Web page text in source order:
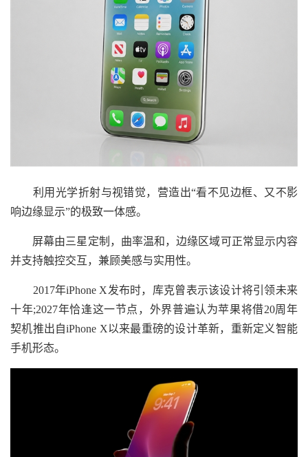
利用光学折射与视错觉，营造出“看不见边框、又不影
响边缘显示”的极致一体感。
屏幕由三星定制，曲率温和，边缘区域可正常显示内容
并支持触控交互，兼顾美感与实用性。
2017年iPhone X发布时，库克曾表示该设计将引领未来
十年;2027年恰逢这一节点，外界普遍认为苹果将借20周年
契机推出自iPhone X以来最重磅的设计革新，重新定义智能
手机形态。